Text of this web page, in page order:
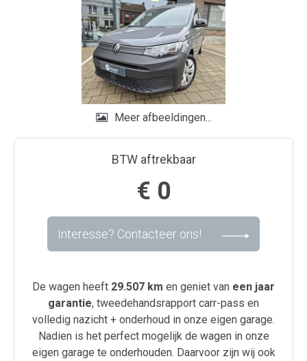
Meer afbeeldingen...
BTW aftrekbaar
€ 0
Interesse? Contacteer ons!
De wagen heeft 29.507 km en geniet van een jaar
garantie, tweedehandsrapport carr-pass en
volledig nazicht + onderhoud in onze eigen garage.
Nadien is het perfect mogelijk de wagen in onze
eigen garage te onderhouden. Daarvoor zijn wij ook